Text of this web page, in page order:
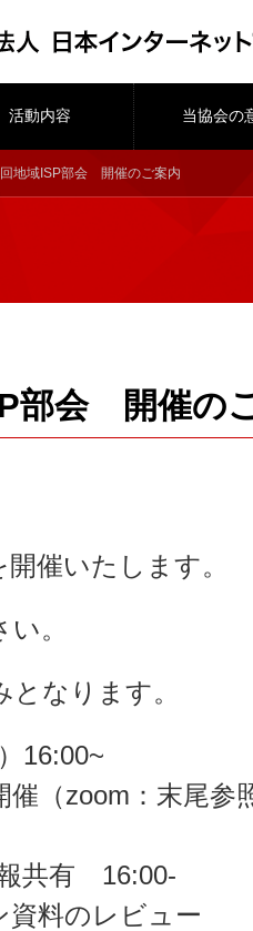
活動内容 当協会の
地域ISP部会 開催のご案内
部会 開催の
催いたします。
。
なります。
16:00~
（zoom：末尾参
共有 16:00-
資料のレビュー